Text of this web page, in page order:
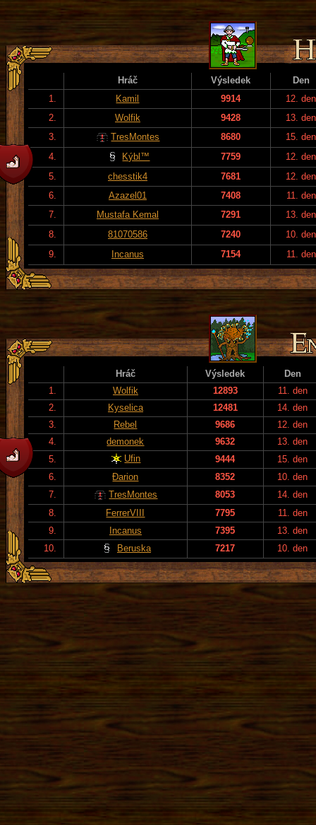
Hráč Výsledek
Den
1.
Kamil 9914
12. den
2.
Wolfik 9428
13. den
3.
TresMontes 8680
15. den
4.
Kýbl™ 7759
12. den
5.
chesstik4 7681
12. den
6.
Azazel01 7408
11. den
7.
Mustafa Kemal 7291
13. den
8.
81070586 7240
10. den
9.
Incanus 7154 11. den
Hráč Výsledek
Den
1.
Wolfik 12893
11. den
2.
Kyselica 12481
14. den
3.
Rebel 9686
12. den
4.
demonek 9632
13. den
5.
Ufin 9444
15. den
6.
Đarion 8352
10. den
7.
TresMontes 8053
14. den
8.
FerrerVIII 7795
11. den
9.
Incanus 7395
13. den
10.
Beruska 7217 10. den